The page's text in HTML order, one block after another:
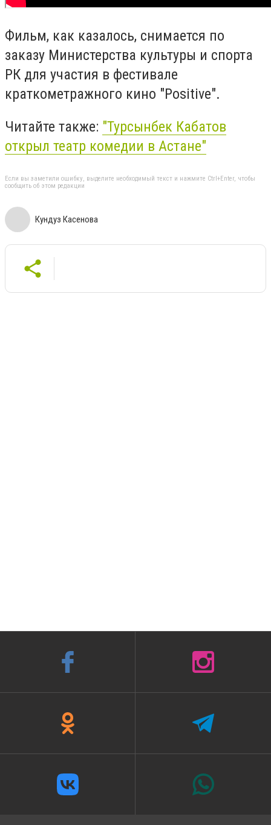
Фильм, как казалось, снимается по
заказу Министерства культуры и спорта
РК для участия в фестивале
краткометражного кино "Positive".
Читайте также: "Турсынбек Кабатов
открыл театр комедии в Астане"
Если вы заметили ошибку, выделите необходимый текст и нажмите Ctrl+Enter, чтобы
сообщить об этом редакции
Кундуз Касенова